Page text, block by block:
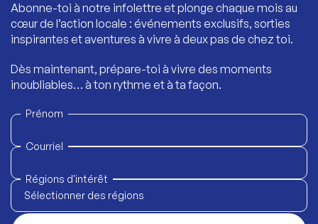
Abonne-toi à notre infolettre et plonge chaque mois au
cœur de l’action locale : événements exclusifs, sorties
inspirantes et aventures à vivre à deux pas de chez toi.
Dès maintenant, prépare-toi à vivre des moments
inoubliables… à ton rythme et à ta façon.
Prénom
Courriel
Régions d'intérêt
Sélectionner des régions